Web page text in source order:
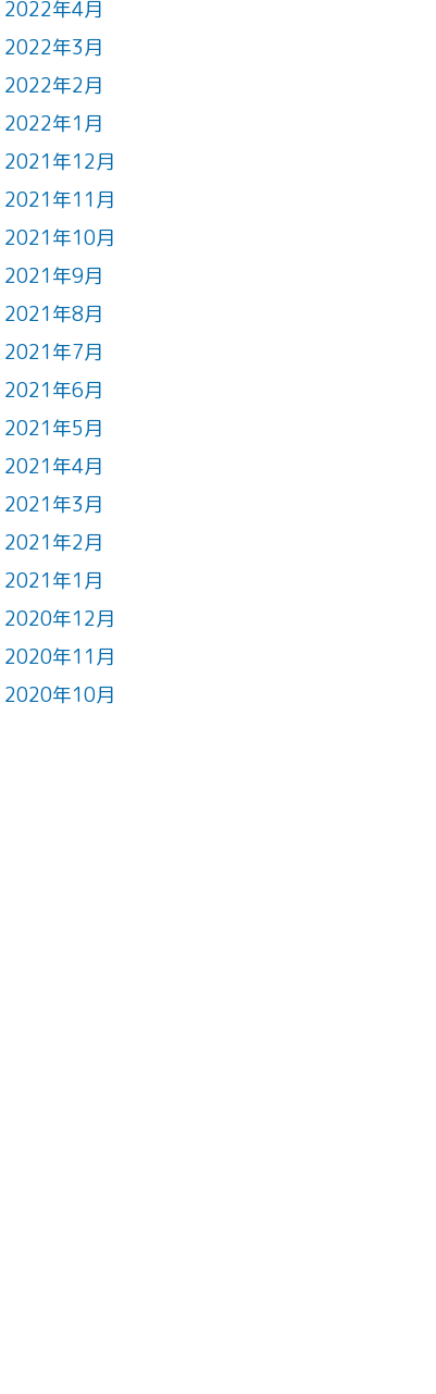
2022年4月
2022年3月
2022年2月
2022年1月
2021年12月
2021年11月
2021年10月
2021年9月
2021年8月
2021年7月
2021年6月
2021年5月
2021年4月
2021年3月
2021年2月
2021年1月
2020年12月
2020年11月
2020年10月